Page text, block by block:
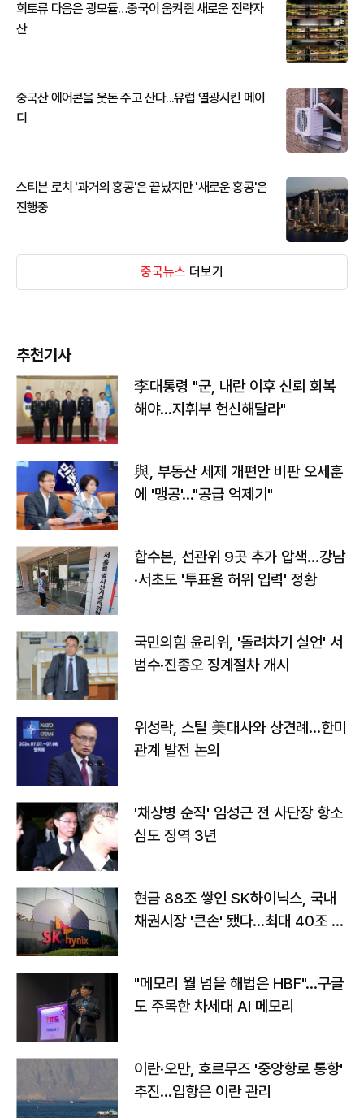
희토류 다음은 광모듈…중국이 움켜쥔 새로운 전략자
산
중국산 에어콘을 웃돈 주고 산다...유럽 열광시킨 메이
디
스티븐 로치 '과거의 홍콩'은 끝났지만 '새로운 홍콩'은
진행중
중국뉴스 더보기
추천기사
李대통령 "군, 내란 이후 신뢰 회복
해야…지휘부 헌신해달라"
與, 부동산 세제 개편안 비판 오세훈
에 '맹공'…"공급 억제기"
합수본, 선관위 9곳 추가 압색…강남
·서초도 '투표율 허위 입력' 정황
국민의힘 윤리위, '돌려차기 실언' 서
범수·진종오 징계절차 개시
위성락, 스틸 美대사와 상견례…한미
관계 발전 논의
'채상병 순직' 임성근 전 사단장 항소
심도 징역 3년
현금 88조 쌓인 SK하이닉스, 국내
채권시장 '큰손' 됐다…최대 40조 투
"메모리 월 넘을 해법은 HBF"…구글
도 주목한 차세대 AI 메모리
이란·오만, 호르무즈 '중앙항로 통항'
추진…입항은 이란 관리